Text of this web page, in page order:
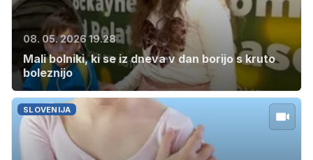
08. 05. 2026 19.28
Mali bolniki, ki se iz dneva v dan borijo s kruto
boleznijo
SLOVENIJA